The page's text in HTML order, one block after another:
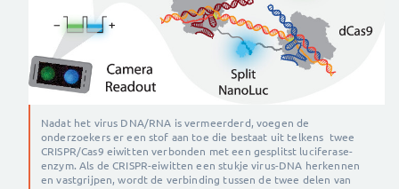
Nadat het virus DNA/RNA is vermeerderd, voegen de
onderzoekers er een stof aan toe die bestaat uit telkens twee
CRISPR/Cas9 eiwitten verbonden met een gesplitst luciferase-
enzym. Als de CRISPR-eiwitten een stukje virus-DNA herkennen
en vastgrijpen, wordt de verbinding tussen de twee delen van